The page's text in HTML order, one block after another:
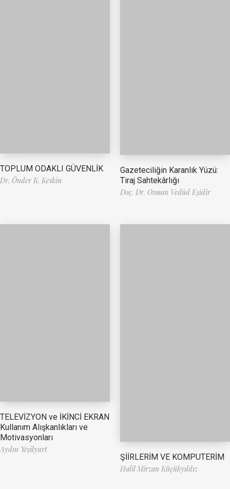
TOPLUM ODAKLI GÜVENLİK
Dr. Önder K. Keskin
Gazeteciliğin Karanlık Yüzü:
Tiraj Sahtekârlığı
Doç. Dr. Osman Vedûd Eşidir
TELEVİZYON ve İKİNCİ EKRAN
Kullanım Alışkanlıkları ve
Motivasyonları
Aydın Yeşilyurt
ŞİİRLERİM VE KOMPUTERİM
Halil Mirzan Küçükyıldız